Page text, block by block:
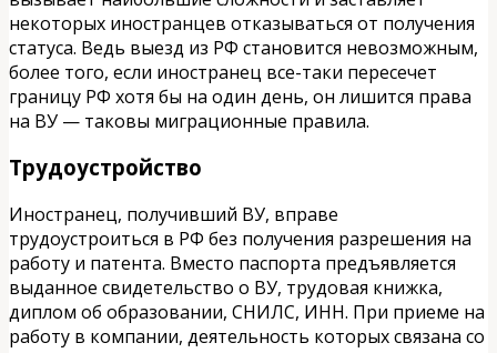
некоторых иностранцев отказываться от получения
статуса. Ведь выезд из РФ становится невозможным,
более того, если иностранец все-таки пересечет
границу РФ хотя бы на один день, он лишится права
на ВУ — таковы миграционные правила.
Трудоустройство
Иностранец, получивший ВУ, вправе
трудоустроиться в РФ без получения разрешения на
работу и патента. Вместо паспорта предъявляется
выданное свидетельство о ВУ, трудовая книжка,
диплом об образовании, СНИЛС, ИНН. При приеме на
работу в компании, деятельность которых связана со